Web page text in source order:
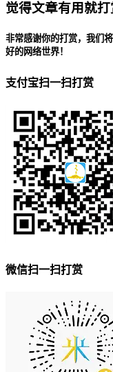
觉得文章有用就
非常感谢你的打赏，我们
好的网络世界！
支付宝扫一扫打赏
微信扫一扫打赏